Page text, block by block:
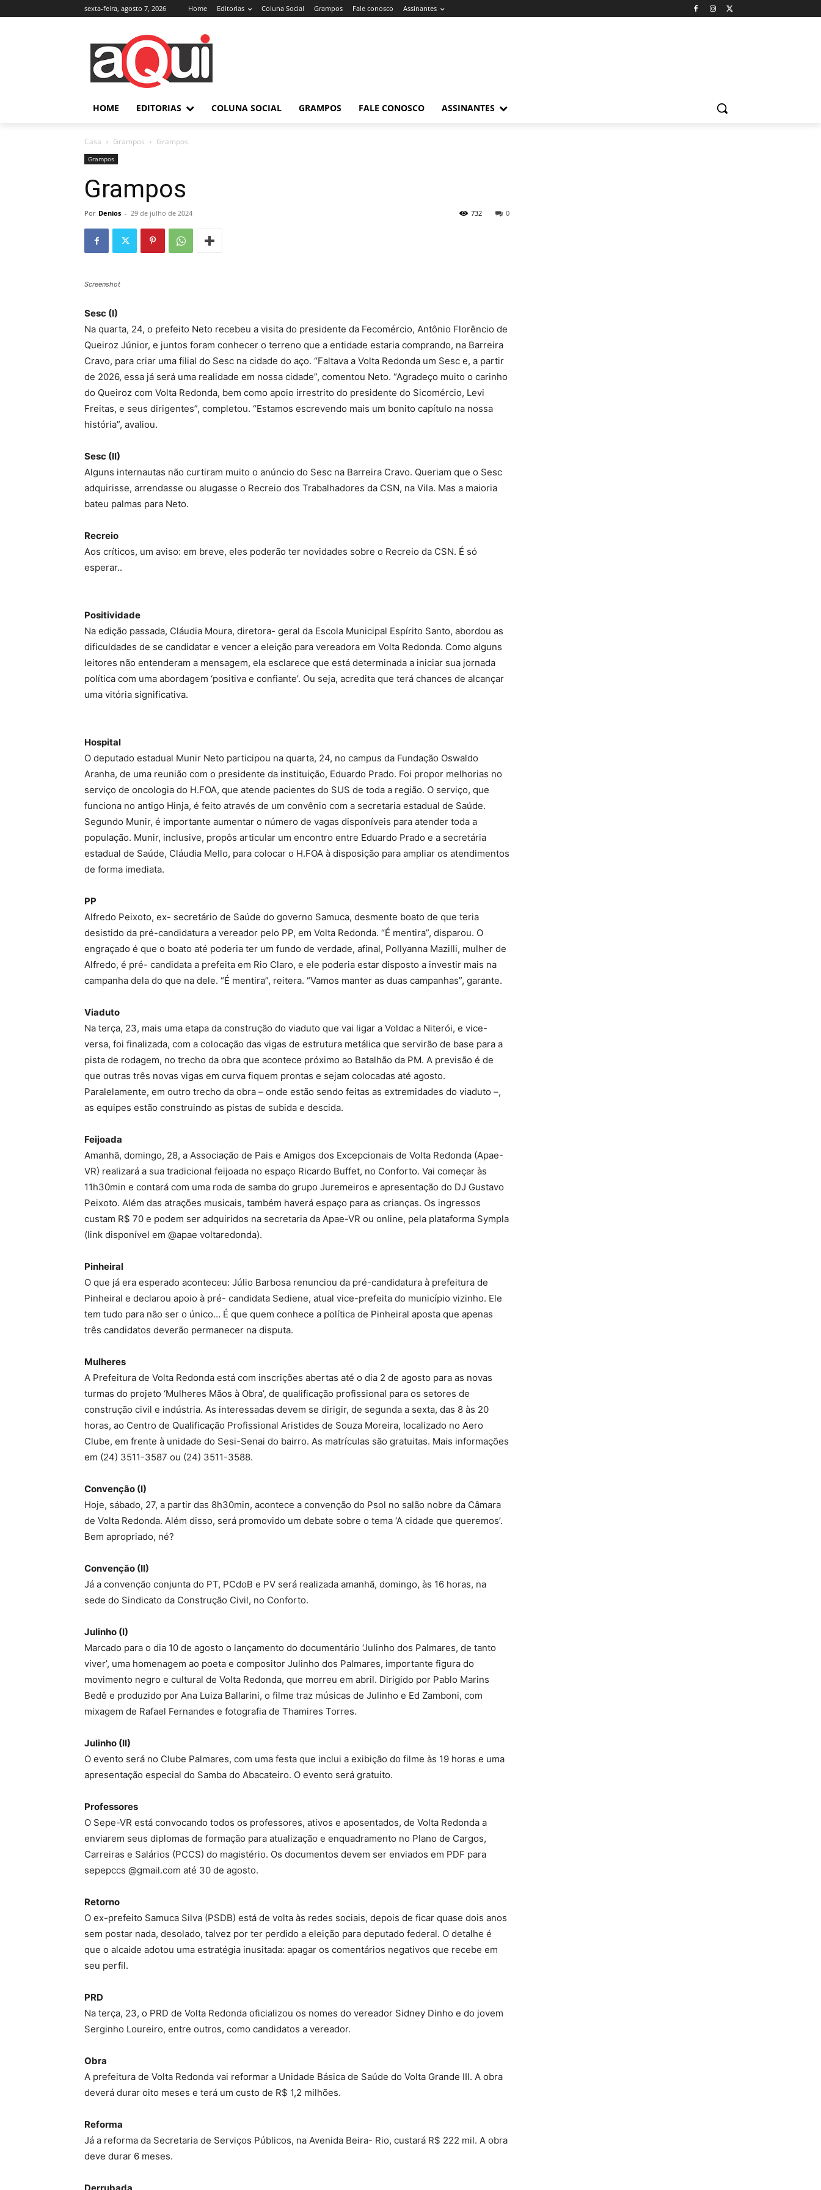
sexta-feira, agosto 7, 2026 Home Editorias Coluna Social Grampos Fale conosco Assinantes
HOME EDITORIAS COLUNA SOCIAL GRAMPOS FALE CONOSCO ASSINANTES
Casa Grampos Grampos
Grampos
Grampos
Por Denios - 29 de julho de 2024 0
732
Screenshot
Sesc (I)
Na quarta, 24, o prefeito Neto recebeu a visita do presidente da Fecomércio, Antônio Florêncio de
Queiroz Júnior, e juntos foram conhecer o terreno que a entidade estaria comprando, na Barreira
Cravo, para criar uma filial do Sesc na cidade do aço. “Faltava a Volta Redonda um Sesc e, a partir
de 2026, essa já será uma realidade em nossa cidade”, comentou Neto. “Agradeço muito o carinho
do Queiroz com Volta Redonda, bem como apoio irrestrito do presidente do Sicomércio, Levi
Freitas, e seus dirigentes”, completou. “Estamos escrevendo mais um bonito capítulo na nossa
história”, avaliou.
Sesc (II)
Alguns internautas não curtiram muito o anúncio do Sesc na Barreira Cravo. Queriam que o Sesc
adquirisse, arrendasse ou alugasse o Recreio dos Trabalhadores da CSN, na Vila. Mas a maioria
bateu palmas para Neto.
Recreio
Aos críticos, um aviso: em breve, eles poderão ter novidades sobre o Recreio da CSN. É só
esperar..
Positividade
Na edição passada, Cláudia Moura, diretora- geral da Escola Municipal Espírito Santo, abordou as
dificuldades de se candidatar e vencer a eleição para vereadora em Volta Redonda. Como alguns
leitores não entenderam a mensagem, ela esclarece que está determinada a iniciar sua jornada
política com uma abordagem ‘positiva e confiante’. Ou seja, acredita que terá chances de alcançar
uma vitória significativa.
Hospital
O deputado estadual Munir Neto participou na quarta, 24, no campus da Fundação Oswaldo
Aranha, de uma reunião com o presidente da instituição, Eduardo Prado. Foi propor melhorias no
serviço de oncologia do H.FOA, que atende pacientes do SUS de toda a região. O serviço, que
funciona no antigo Hinja, é feito através de um convênio com a secretaria estadual de Saúde.
Segundo Munir, é importante aumentar o número de vagas disponíveis para atender toda a
população. Munir, inclusive, propôs articular um encontro entre Eduardo Prado e a secretária
estadual de Saúde, Cláudia Mello, para colocar o H.FOA à disposição para ampliar os atendimentos
de forma imediata.
PP
Alfredo Peixoto, ex- secretário de Saúde do governo Samuca, desmente boato de que teria
desistido da pré-candidatura a vereador pelo PP, em Volta Redonda. “É mentira”, disparou. O
engraçado é que o boato até poderia ter um fundo de verdade, afinal, Pollyanna Mazilli, mulher de
Alfredo, é pré- candidata a prefeita em Rio Claro, e ele poderia estar disposto a investir mais na
campanha dela do que na dele. “É mentira”, reitera. “Vamos manter as duas campanhas”, garante.
Viaduto
Na terça, 23, mais uma etapa da construção do viaduto que vai ligar a Voldac a Niterói, e vice-
versa, foi finalizada, com a colocação das vigas de estrutura metálica que servirão de base para a
pista de rodagem, no trecho da obra que acontece próximo ao Batalhão da PM. A previsão é de
que outras três novas vigas em curva fiquem prontas e sejam colocadas até agosto.
Paralelamente, em outro trecho da obra – onde estão sendo feitas as extremidades do viaduto –,
as equipes estão construindo as pistas de subida e descida.
Feijoada
Amanhã, domingo, 28, a Associação de Pais e Amigos dos Excepcionais de Volta Redonda (Apae-
VR) realizará a sua tradicional feijoada no espaço Ricardo Buffet, no Conforto. Vai começar às
11h30min e contará com uma roda de samba do grupo Juremeiros e apresentação do DJ Gustavo
Peixoto. Além das atrações musicais, também haverá espaço para as crianças. Os ingressos
custam R$ 70 e podem ser adquiridos na secretaria da Apae-VR ou online, pela plataforma Sympla
(link disponível em @apae voltaredonda).
Pinheiral
O que já era esperado aconteceu: Júlio Barbosa renunciou da pré-candidatura à prefeitura de
Pinheiral e declarou apoio à pré- candidata Sediene, atual vice-prefeita do município vizinho. Ele
tem tudo para não ser o único… É que quem conhece a política de Pinheiral aposta que apenas
três candidatos deverão permanecer na disputa.
Mulheres
A Prefeitura de Volta Redonda está com inscrições abertas até o dia 2 de agosto para as novas
turmas do projeto ‘Mulheres Mãos à Obra’, de qualificação profissional para os setores de
construção civil e indústria. As interessadas devem se dirigir, de segunda a sexta, das 8 às 20
horas, ao Centro de Qualificação Profissional Aristides de Souza Moreira, localizado no Aero
Clube, em frente à unidade do Sesi-Senai do bairro. As matrículas são gratuitas. Mais informações
em (24) 3511-3587 ou (24) 3511-3588.
Convenção (I)
Hoje, sábado, 27, a partir das 8h30min, acontece a convenção do Psol no salão nobre da Câmara
de Volta Redonda. Além disso, será promovido um debate sobre o tema ‘A cidade que queremos’.
Bem apropriado, né?
Convenção (II)
Já a convenção conjunta do PT, PCdoB e PV será realizada amanhã, domingo, às 16 horas, na
sede do Sindicato da Construção Civil, no Conforto.
Julinho (I)
Marcado para o dia 10 de agosto o lançamento do documentário ‘Julinho dos Palmares, de tanto
viver’, uma homenagem ao poeta e compositor Julinho dos Palmares, importante figura do
movimento negro e cultural de Volta Redonda, que morreu em abril. Dirigido por Pablo Marins
Bedê e produzido por Ana Luiza Ballarini, o filme traz músicas de Julinho e Ed Zamboni, com
mixagem de Rafael Fernandes e fotografia de Thamires Torres.
Julinho (II)
O evento será no Clube Palmares, com uma festa que inclui a exibição do filme às 19 horas e uma
apresentação especial do Samba do Abacateiro. O evento será gratuito.
Professores
O Sepe-VR está convocando todos os professores, ativos e aposentados, de Volta Redonda a
enviarem seus diplomas de formação para atualização e enquadramento no Plano de Cargos,
Carreiras e Salários (PCCS) do magistério. Os documentos devem ser enviados em PDF para
sepepccs @gmail.com até 30 de agosto.
Retorno
O ex-prefeito Samuca Silva (PSDB) está de volta às redes sociais, depois de ficar quase dois anos
sem postar nada, desolado, talvez por ter perdido a eleição para deputado federal. O detalhe é
que o alcaide adotou uma estratégia inusitada: apagar os comentários negativos que recebe em
seu perfil.
PRD
Na terça, 23, o PRD de Volta Redonda oficializou os nomes do vereador Sidney Dinho e do jovem
Serginho Loureiro, entre outros, como candidatos a vereador.
Obra
A prefeitura de Volta Redonda vai reformar a Unidade Básica de Saúde do Volta Grande III. A obra
deverá durar oito meses e terá um custo de R$ 1,2 milhões.
Reforma
Já a reforma da Secretaria de Serviços Públicos, na Avenida Beira- Rio, custará R$ 222 mil. A obra
deve durar 6 meses.